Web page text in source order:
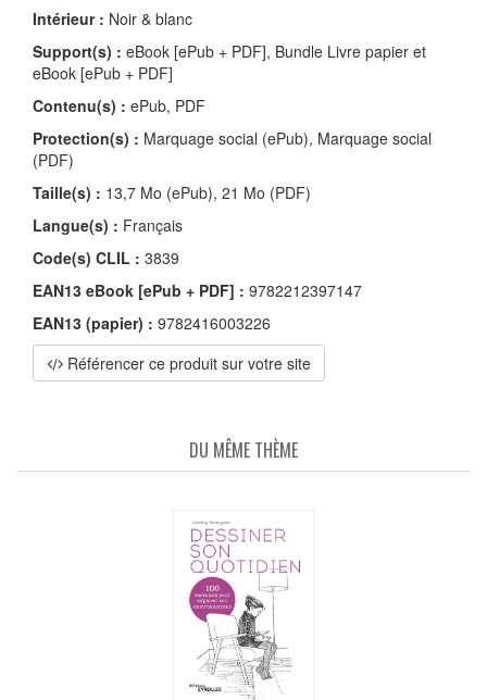
Intérieur : Noir & blanc
Support(s) : eBook [ePub + PDF], Bundle Livre papier et
eBook [ePub + PDF]
Contenu(s) : ePub, PDF
Protection(s) : Marquage social (ePub), Marquage social
(PDF)
Taille(s) : 13,7 Mo (ePub), 21 Mo (PDF)
Langue(s) : Français
Code(s) CLIL : 3839
EAN13 eBook [ePub + PDF] : 9782212397147
EAN13 (papier) : 9782416003226
Référencer ce produit sur votre site
DU MÊME THÈME